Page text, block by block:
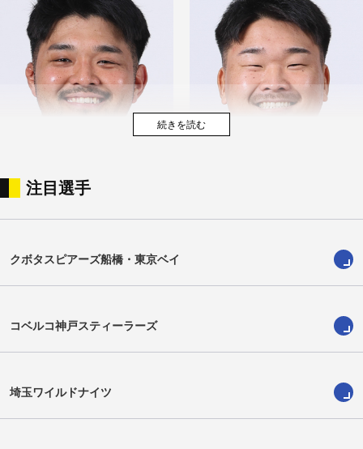
山本剣士注目選手
クボタスピアーズ船橋・東京ベイ
コベルコ神戸スティーラーズ
埼玉ワイルドナイツ